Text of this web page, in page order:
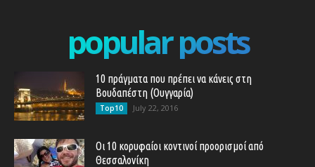
popular posts
10 πράγματα που πρέπει να κάνεις στη
Βουδαπέστη (Ουγγαρία)
Top10 July 22, 2016
Οι 10 κορυφαίοι κοντινοί προορισμοί από
Θεσσαλονίκη